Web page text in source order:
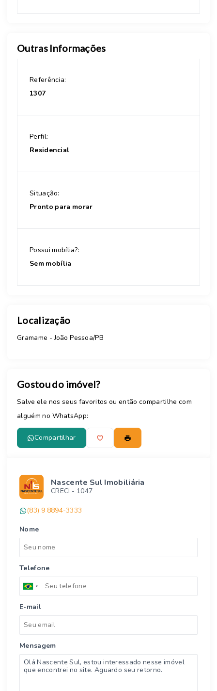
Outras Informações
Referência:
1307
Perfil:
Residencial
Situação:
Pronto para morar
Possui mobília?:
Sem mobília
Localização
Gramame - João Pessoa/PB
Gostou do imóvel?
Salve ele nos seus favoritos ou então compartilhe com
alguém no WhatsApp:
Compartilhar
Nascente Sul Imobiliária
CRECI - 1047
(83) 9 8894-3333
Nome
Telefone
E-mail
Mensagem